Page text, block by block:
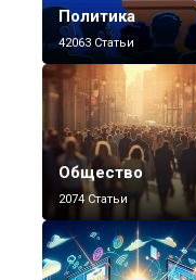
Политика
42063 Статьи
Общество
2074 Статьи